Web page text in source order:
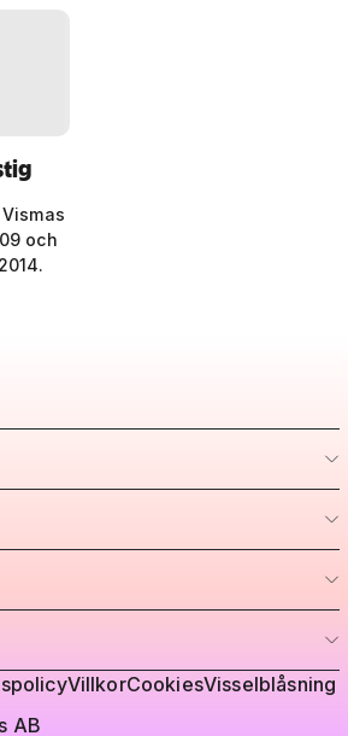
och
lista
lista
lista
lista
VillkorCookiesVisselblåsning
AB